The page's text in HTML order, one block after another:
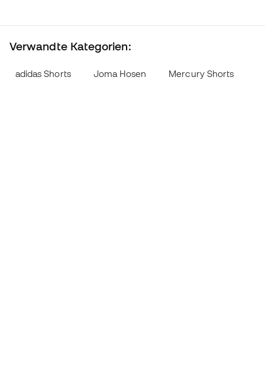
Verwandte Kategorien:
adidas Shorts Joma Hosen Mercury Shorts